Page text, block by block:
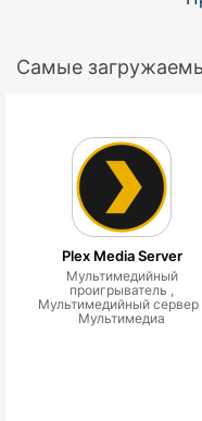
Самые
Plex Media Server
Мультимедийный
проигрыватель ,
Мультимедийный сервер ,
Мультимедиа